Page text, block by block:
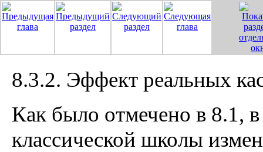
8.3.2. Эффект реальных
Как было отмечено в 8.1,
классической школы